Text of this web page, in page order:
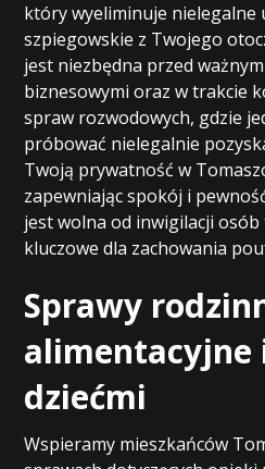
który wyeliminuje nielegalne
szpiegowskie z Twojego
jest niezbędna przed
biznesowymi oraz w trakcie
spraw rozwodowych, gdzie
próbować nielegalnie
Twoją prywatność w
zapewniając spokój i
jest wolna od inwigilacji osób
kluczowe dla zachowania
Sprawy
alimentacyjne
dziećmi
Wspieramy mieszkańców